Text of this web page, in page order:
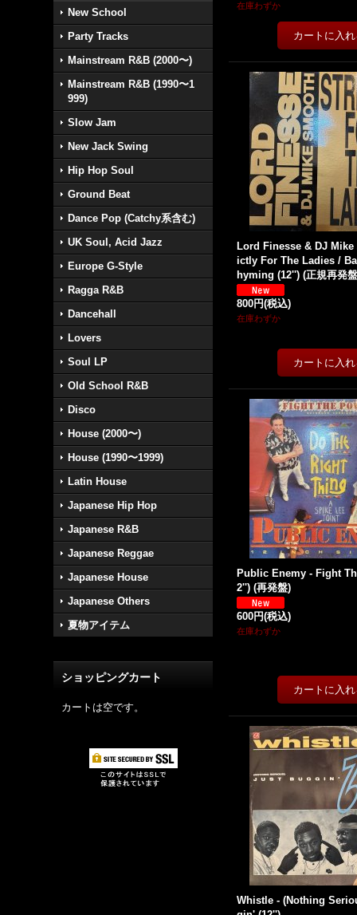
New School
Party Tracks
Mainstream R&B (2000〜)
Mainstream R&B (1990〜1
999)
Slow Jam
New Jack Swing
Hip Hop Soul
Ground Beat
Dance Pop (Catchy系含む)
UK Soul, Acid Jazz
Europe G-Style
Ragga R&B
Dancehall
Lovers
Soul LP
Old School R&B
Disco
House (2000〜)
House (1990〜1999)
Latin House
Japanese Hip Hop
Japanese R&B
Japanese Reggae
Japanese House
Japanese Others
夏物アイテム
ショッピングカート
カートは空です。
在庫わずか
Lord Finesse & DJ
ictly For The Ladies /
hyming (12'') (正規再発
800円(税込)
在庫わずか
Public Enemy - Fight
2'') (再発盤)
600円(税込)
在庫わずか
Whistle - (Nothing